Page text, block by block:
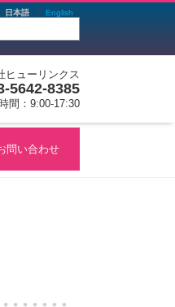
日本語 English
ヒューリンクス
5642-8385
間：9:00-17:30
問い合わせ